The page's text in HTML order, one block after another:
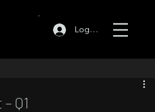
Logga in
Q1